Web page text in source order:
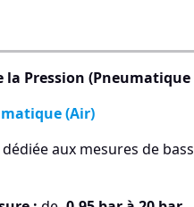
Pression
(Air)
aux mesures de